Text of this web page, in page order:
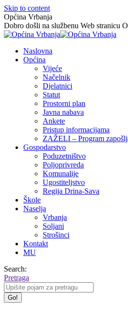
Skip to content
Općina Vrbanja
Dobro došli na službenu Web stranicu
Naslovna
Općina
Vijeće
Načelnik
Djelatnici
Statut
Prostorni plan
Javna nabava
Ankete
Pristup informacijama
ZAŽELI – Program
Gospodarstvo
Poduzetništvo
Poljoprivreda
Komunalije
Ugostiteljstvo
Regija Drina-Sava
Škole
Naselja
Vrbanja
Soljani
Strošinci
Kontakt
MU
Search:
Pretraga